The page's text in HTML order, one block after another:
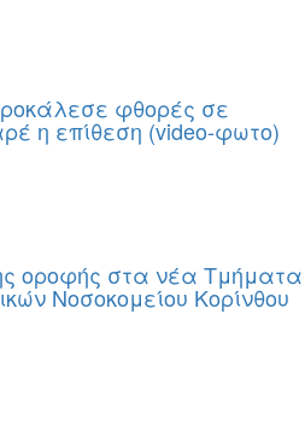
φθορές σε
η επίθεση (video-φωτο)
οροφής στα νέα Τμήματα
Νοσοκομείου Κορίνθου